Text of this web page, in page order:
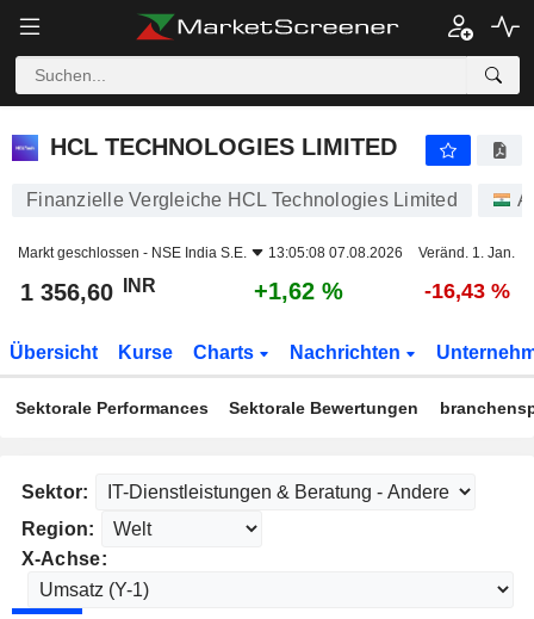
HCL TECHNOLOGIES LIMITED
Finanzielle Vergleiche HCL Technologies Limited
Markt geschlossen - NSE India S.E. 13:05:08 07.08.2026 Veränd. 1. Jan.
1 356,60 INR +1,62 % -16,43 %
Übersicht Kurse Charts Nachrichten
Sektorale Performances Sektorale Bewertungen
Sektor:
Region:
X-Achse: